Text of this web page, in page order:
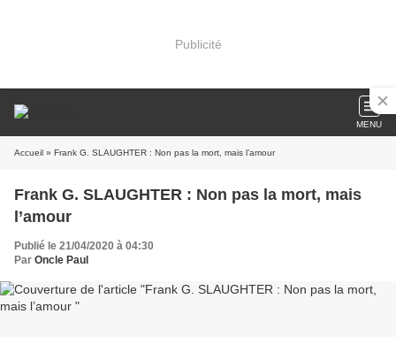
Publicité
MENU
Accueil » Frank G. SLAUGHTER : Non pas la mort, mais l’amour
Frank G. SLAUGHTER : Non pas la mort, mais
l’amour
Publié le 21/04/2020 à 04:30
Par Oncle Paul